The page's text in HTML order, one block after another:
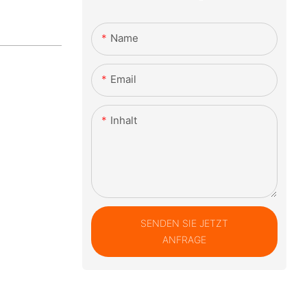
Name
Email
Inhalt
SENDEN SIE JETZT
ANFRAGE